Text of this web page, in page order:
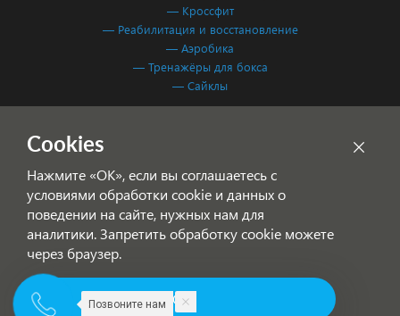
— Кроссфит
— Реабилитация и восстановление
— Аэробика
— Тренажёры для бокса
— Сайклы
Согласие на обработку персональных данных
© 2001-2026 Фитнес Система — спортивное оборудование для
фитнес-клубов
Позвоните нам
Cookies
Нажмите «ОК», если вы соглашаетесь с
условиями обработки cookie и данных о
поведении на сайте, нужных нам для
аналитики. Запретить обработку cookie можете
через браузер.
ОК